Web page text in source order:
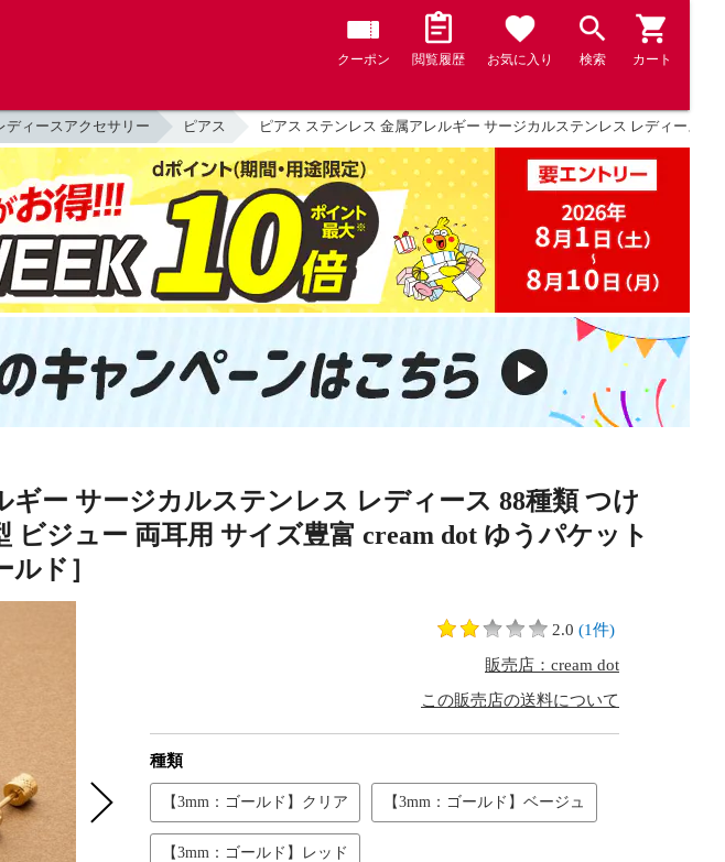
クーポン 閲覧履歴 お気に入り 検索 カート
ディースアクセサリー ピアス ピアス ステンレス 金属アレルギー サージカルステンレス レディース
ギー サージカルステンレス レディース 88種類 つけ
ビジュー 両耳用 サイズ豊富 cream dot ゆうパケット
ド］
2.0 (1件)
販売店：cream dot
この販売店の送料について
種類
【3mm：ゴールド】クリア 【3mm：ゴールド】ベージュ
【3mm：ゴールド】レッド